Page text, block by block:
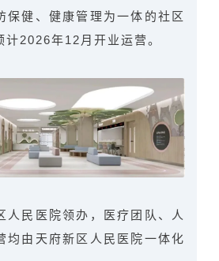
保健、健康管理为一体的社区
计2026年12月开业运营。
人民医院领办 ，医疗团队、人
均由天府新区人民医院一体化